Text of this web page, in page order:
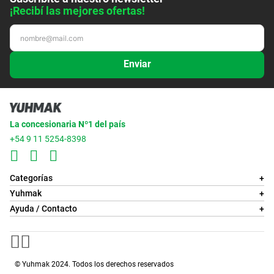
¡Recibí las mejores ofertas!
Enviar
La concesionaria Nº1 del país
+54 9 11 5254-8398
Categorías
+
Yuhmak
+
Ayuda / Contacto
+
© Yuhmak 2024. Todos los derechos reservados